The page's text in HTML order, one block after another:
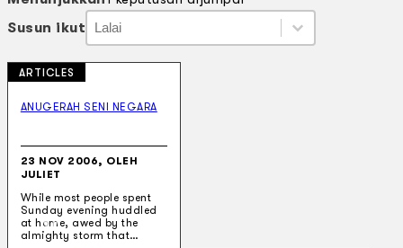
Teater
Penapisan
Sejarah Lisan
Hubungi Kami
BM
Susun ikut Susun ikut
Susun ikut
Susun ikut
ARTICLES
ANUGERAH SENI NEGARA
23 NOV 2006, OLEH
JULIET
While most people spent
Sunday evening huddled
at home, awed by the
almighty storm that…